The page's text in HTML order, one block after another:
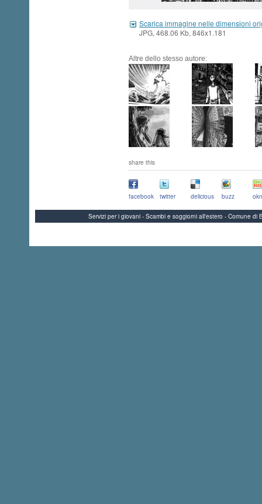
Scarica immagine nelle dimensioni
JPG, 468.06 Kb, 846x1.181
Altre dello stesso autore:
share this
facebook twitter delicious buzz
Servizi per i giovani - Scambi e soggiorni all'estero - Comune